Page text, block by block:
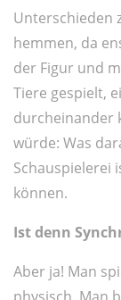
Unterschieden
hemmen, da
der Figur und
Tiere gespielt,
durcheinander
würde: Was
Schauspielerei
können.
Ist denn
Aber ja! Man